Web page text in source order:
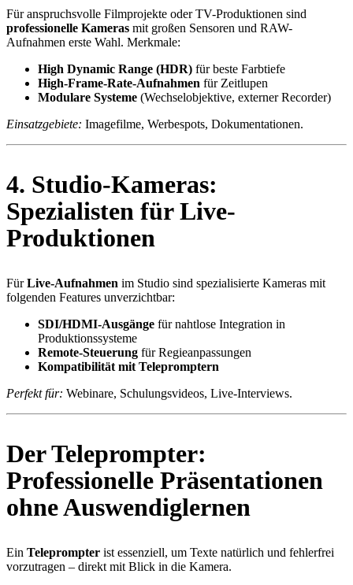
Für anspruchsvolle Filmprojekte oder TV-Produktionen sind
professionelle Kameras mit großen Sensoren und RAW-
Aufnahmen erste Wahl. Merkmale:
High Dynamic Range (HDR) für beste Farbtiefe
High-Frame-Rate-Aufnahmen für Zeitlupen
Modulare Systeme (Wechselobjektive, externer Recorder)
Einsatzgebiete: Imagefilme, Werbespots, Dokumentationen.
4. Studio-Kameras:
Spezialisten für Live-
Produktionen
FürLive-Aufnahmen im Studio sind spezialisierte Kameras mit
folgenden Features unverzichtbar:
SDI/HDMI-Ausgänge für nahtlose Integration in
Produktionssysteme
Remote-Steuerung für Regieanpassungen
Kompatibilität mit Telepromptern
Perfekt für: Webinare, Schulungsvideos, Live-Interviews.
Der Teleprompter:
Professionelle Präsentationen
ohne Auswendiglernen
Ein Teleprompter ist essenziell, um Texte natürlich und fehlerfrei
vorzutragen – direkt mit Blick in die Kamera.